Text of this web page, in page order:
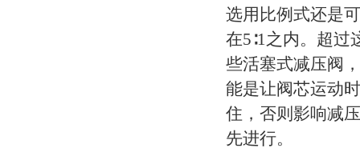
选用比例式还是
在5∶1之内。超
些活塞式减压阀
能是让阀芯运动
住，否则影响减
先进行。